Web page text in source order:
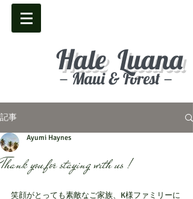
－Maui & Forest－
Hale Luana
記事
Thank you for staying with us !
Ayumi Haynes
笑顔がとっても素敵なご家族、K様ファミリーに